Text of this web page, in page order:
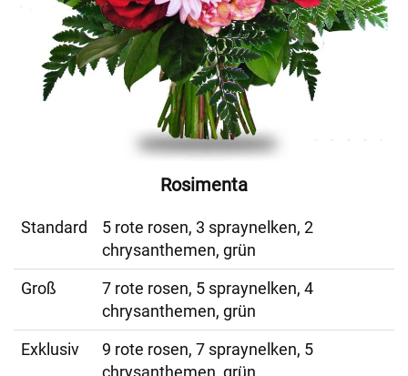
Rosimenta
Standard
5 rote rosen, 3 spraynelken, 2
chrysanthemen, grün
Groß
7 rote rosen, 5 spraynelken, 4
chrysanthemen, grün
Exklusiv
9 rote rosen, 7 spraynelken, 5
chrysanthemen, grün